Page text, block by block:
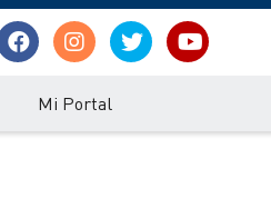
Mi Portal